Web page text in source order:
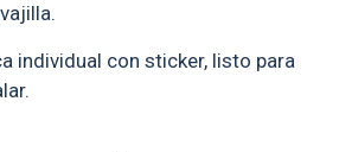
individual con sticker, listo para